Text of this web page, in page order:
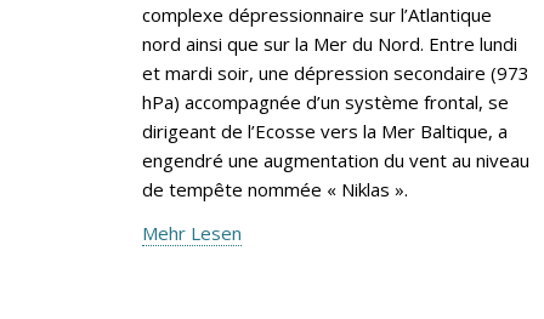
complexe dépressionnaire sur l’Atlantique
nord ainsi que sur la Mer du Nord. Entre lundi
et mardi soir, une dépression secondaire (973
hPa) accompagnée d’un système frontal, se
dirigeant de l’Ecosse vers la Mer Baltique, a
engendré une augmentation du vent au niveau
de tempête nommée « Niklas ».
Mehr Lesen